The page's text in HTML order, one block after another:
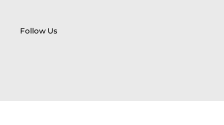
Follow Us